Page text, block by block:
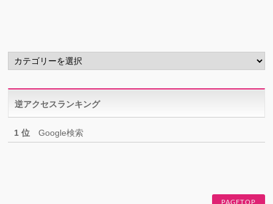
カ
テ
リ
ー逆アクセスランキング
1 位 Google検索
PAGETOP